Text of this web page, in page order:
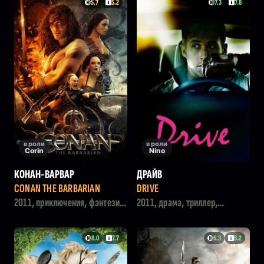
5.7 5.2
в роли
Corin
КОНАН-ВАРВАР
CONAN THE BARBARIAN
2011, приключения, фэнтези,
7.3 7.8
в роли
Nino
ДРАЙВ
DRIVE
2011, драма, триллер,
8.0 7.7 6.3 6.2